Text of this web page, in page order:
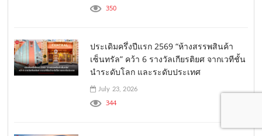
350
ประเดิมครึ่งปีแรก 2569 “ห้างสรรพสินค้า
เซ็นทรัล” คว้า 6 รางวัลเกียรติยศ จากเวทีชั้น
นำระดับโลก และระดับประเทศ
July 23, 2026
344